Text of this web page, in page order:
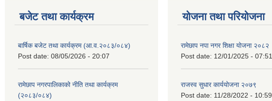
बजेट तथा कार्यक्रम
बार्षिक बजेट तथा कार्यक्रम (आ.व.२०८३/०८४)
Post date: 08/05/2026 - 20:07
रामेछाप नगरपालिकाको नीति तथा कार्यक्रम
(२०८३/०८४)
योजना तथा परियोजना
रामेछाप नपा नगर शिक्षा योजना २०८२
Post date: 12/01/2025 - 07:51
राजस्व सुधार कार्ययोजना २०७९
Post date: 11/28/2022 - 10:59